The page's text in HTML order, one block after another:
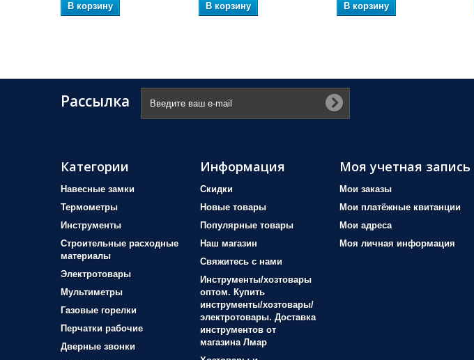
В корзину
В корзину
В корзину
Рассылка
Категории
Навесные замки
Термометры
Инструменты
Строительные расходные
материалы
Электротовары
Мультиметры
Газовые горелки
Перчатки рабочие
Дверные звонки
Информация
Скидки
Новые товары
Популярные товары
Наш магазин
Свяжитесь с нами
Инструменты/хозтовары
оптом. Купить
инструменты/хозтовары/
электротовары. Доставка
инструментов от
магазина Лмар
Моя учетная запись
Мои заказы
Мои платёжные квитанции
Мои адреса
Моя личная информация